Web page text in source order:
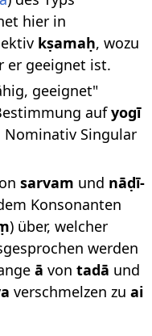
hier in
kṣamaḥ, wozu
er geeignet ist.
geeignet"
aufyogī
Singular
sarvam und nāḍī-
Konsonanten
) über, welcher
werden
ā von tadā und
verschmelzen zu ai